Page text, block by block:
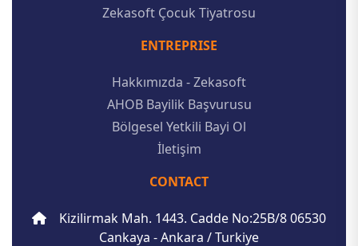
Zekasoft Çocuk Tiyatrosu
ENTREPRISE
Hakkımızda - Zekasoft
AHOB Bayilik Başvurusu
Bölgesel Yetkili Bayi Ol
İletişim
CONTACT
Kizilirmak Mah. 1443. Cadde No:25B/8 06530
Cankaya - Ankara / Turkiye